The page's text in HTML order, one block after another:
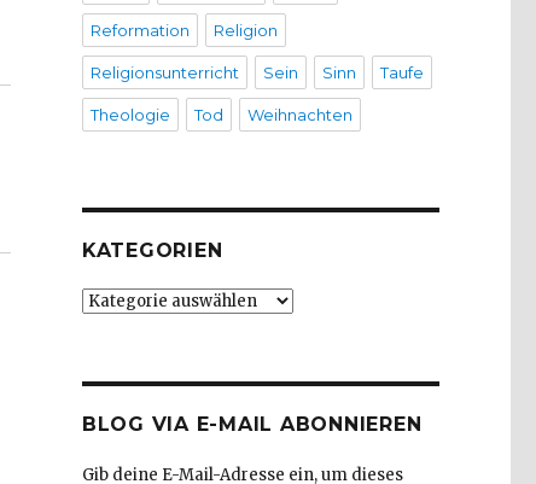
lädt ein – Diavortrag –
Reformation Religion
Religionsunterricht Sein Sinn Taufe
Theologie Tod Weihnachten
KATEGORIEN
Kategorien
BLOG VIA E-MAIL ABONNIEREN
Gib deine E-Mail-Adresse ein, um dieses